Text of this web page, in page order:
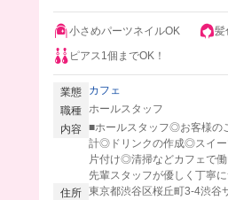
小さめパーツネイルOK
髪
ピアス1個までOK！
業態
カフェ
職種 ホールスタッフ
内容 ■ホールスタッフ◎お客様の
計◎ドリンクの作成◎スイー
片付け◎清掃などカフェで
先輩スタッフが優しく丁寧
住所 東京都渋谷区桜丘町3-4渋